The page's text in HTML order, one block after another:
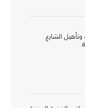
الشارع